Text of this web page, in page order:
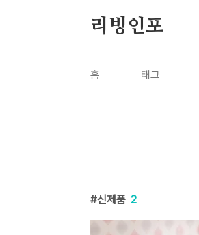
리빙인포
홈 태그
신제품 2